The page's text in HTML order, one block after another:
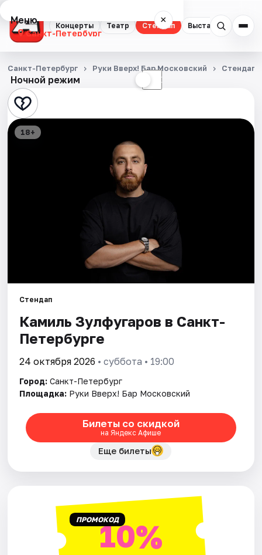
Концерты Театр Стендап Выставки
Меню ×
Санкт-Петербург
Концерты
Театр
Стендап
Площадки
Артисты
Ночной режим ☾
Санкт-Петербург Руки Вверх! Бар Московский Стендап
18+
Стендап
Камиль Зулфугаров в Санкт-
Петербурге
24 октября 2026 • суббота • 19:00
Город: Санкт-Петербург
Площадка: Руки Вверх! Бар Московский
Билеты со скидкой
на Яндекс Афише
Еще билеты
ПРОМОКОД10%